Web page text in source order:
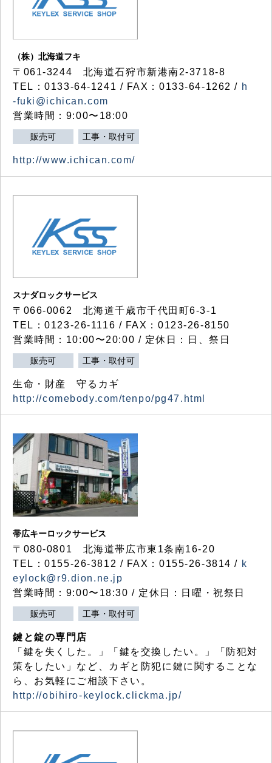
（株）北海道フキ
〒061-3244 北海道石狩市新港南2-3718-8
TEL：0133-64-1241 / FAX：0133-64-1262 / h
-fuki@ichican.com
営業時間：9:00〜18:00
販売可 工事・取付可
http://www.ichican.com/
スナダロックサービス
〒066-0062 北海道千歳市千代田町6-3-1
TEL：0123-26-1116 / FAX：0123-26-8150
営業時間：10:00〜20:00 / 定休日：日、祭日
販売可 工事・取付可
生命・財産 守るカギ
http://comebody.com/tenpo/pg47.html
帯広キーロックサービス
〒080-0801 北海道帯広市東1条南16-20
TEL：0155-26-3812 / FAX：0155-26-3814 / k
eylock@r9.dion.ne.jp
営業時間：9:00〜18:30 / 定休日：日曜・祝祭日
販売可 工事・取付可
鍵と錠の専門店
「鍵を失くした。」「鍵を交換したい。」「防犯対
策をしたい」など、カギと防犯に鍵に関することな
ら、お気軽にご相談下さい。
http://obihiro-keylock.clickma.jp/